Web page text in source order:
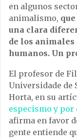
en algunos
animalismo,
una clara
de los
humanos. Un
El profesor de
Universidade de
Horta, en su
especismo y por
afirma en favor
gente entiende